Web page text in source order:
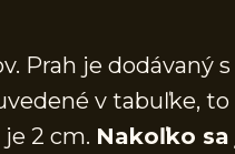
Prah je dodávaný
v tabuľke,
2 cm. Nakoľko